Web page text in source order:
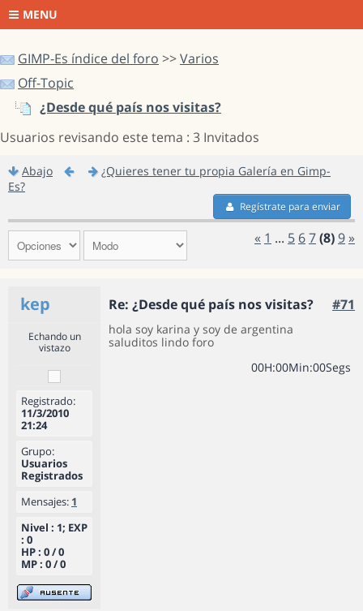
MENU
GIMP-Es índice del foro >>Varios
Off-Topic
¿Desde qué país nos visitas?
Usuarios revisando este tema : 3 Invitados
Abajo
¿Quieres tener tu propia Galería en Gimp-
Es?
Regístrate para enviar
« 1 ... 5 67(8) 9 »
kep Re: ¿Desde qué país nos visitas? #71
Echando un
vistazo
Registrado:
11/3/2010
21:24
Grupo:
Usuarios
Registrados
Mensajes: 1
Nivel : 1; EXP
: 0
HP : 0 / 0
MP : 0 / 0
hola soy karina y soy de argentina
saluditos lindo foro
00H:00Min:00Segs